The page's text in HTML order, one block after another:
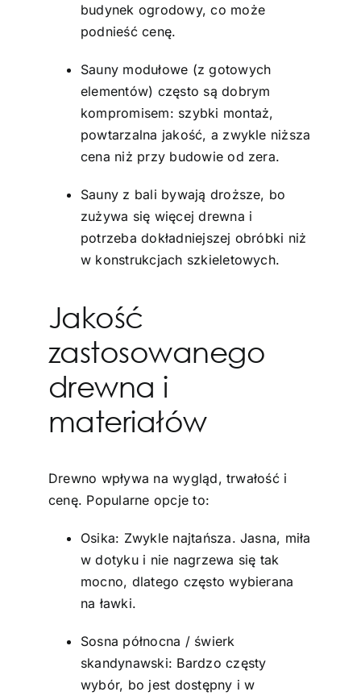
budynek ogrodowy, co może
podnieść cenę.
Sauny modułowe (z gotowych
elementów) często są dobrym
kompromisem: szybki montaż,
powtarzalna jakość, a zwykle niższa
cena niż przy budowie od zera.
Sauny z bali bywają droższe, bo
zużywa się więcej drewna i
potrzeba dokładniejszej obróbki niż
w konstrukcjach szkieletowych.
Jakość
zastosowanego
drewna i
materiałów
Drewno wpływa na wygląd, trwałość i
cenę. Popularne opcje to:
Osika: Zwykle najtańsza. Jasna, miła
w dotyku i nie nagrzewa się tak
mocno, dlatego często wybierana
na ławki.
Sosna północna / świerk
skandynawski: Bardzo częsty
wybór, bo jest dostępny i w